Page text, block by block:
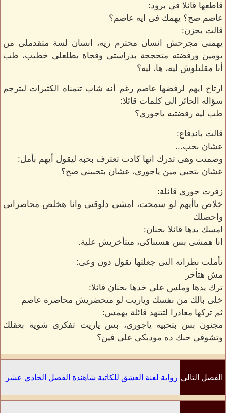
قاطعها قائلا فى برود:
عاصم صح؟ يهمك فى ايه عاصم؟
قالت بحزن:
يهمنى مجرحش انسان محترم زيه، انسان لسة متقدملى من
يومين ورفضته متحججة بدراستى وفجاة يطلعلى خطيب، طب
أنا مقلتلوش ليه، ها، ليه؟
ارتاح ايهم لرفضها عاصم رغم أنه شاب تتمناه الكثيرات ليترجم
سؤاله الحائر الى كلمات قائلا:
طب ليه رفضتيه ياجورى؟
قالت باندفاع:
عشان بحب...
وصمتت وهى تدرك انها كادت تعترف بحبه ليقول أيهم بأمل:
عشان بتحبى مين ياجورى، عشان بتحبينى صح؟
زفرت جورى قائلة:
خلاص ياأيهم لو سمحت، امشى دلوقتى وانا هخلص محاضراتى
واحصلك
امسك يدها قائلا بحنان:
انا همشى بس هستناكى، متتأخريش علية.
تأملت نظراته التى جعلتها تقول دون وعى:
مش هتأخر
ترك يدها وملس على خدها بحنان قائلا:
خلى بالك من نفسك وياريت لو متحضريش محاضرة عاصم
ثم تركها مغادرا لتتنهد قائلة بهمس:
مجنون بس بتحبيه ياجورى، بس ياريت تفكرى شوية بعقلك
وتشوفى حبك ده موديكى على فين؟
الفصل التالي رواية لعنة العشق للكاتبة شاهندة الفصل الحادي عشر